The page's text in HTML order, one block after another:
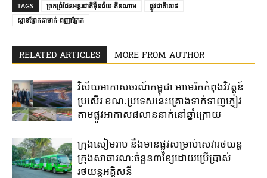
TAGS ​ច្រក​ព្រំដែន​អន្ដរជាតិ​ម៉ឺន​ជ័យ-តឹនណាម
ផ្លូវជាតិ​លេ​៨​
ស្ពានព្រែកតាមាក់-ពញាក្រែក
RELATED ARTICLES MORE FROM AUTHOR
វិស័យអាកាសចរណ៍​កម្ពុជា​ អាមេរិក​កំពុង​វិវត្តន៍​
ប្រសើរ ​ខណៈ​ប្រទេស​នេះ​គ្រោង​ទាក់​ទាញ​ភ្ញៀវ​
តាម​ផ្លូវ​អាកាស​៨លាន​នាក់​នៅ​ឆ្នាំ​ក្រោយ
ក្រុងសៀមរាប​ នឹង​មាន​ផ្លូវ​សម្រាប់​សេវារថយន្ត​
ក្រុងសាធារណៈ​ចំនួន​៣​ខ្សែ​ដោយ​ប្រើប្រាស់​
រថយន្ត​អគ្គិសនី​